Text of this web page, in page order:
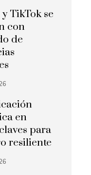
TikTok se
con
de
en
para
resiliente